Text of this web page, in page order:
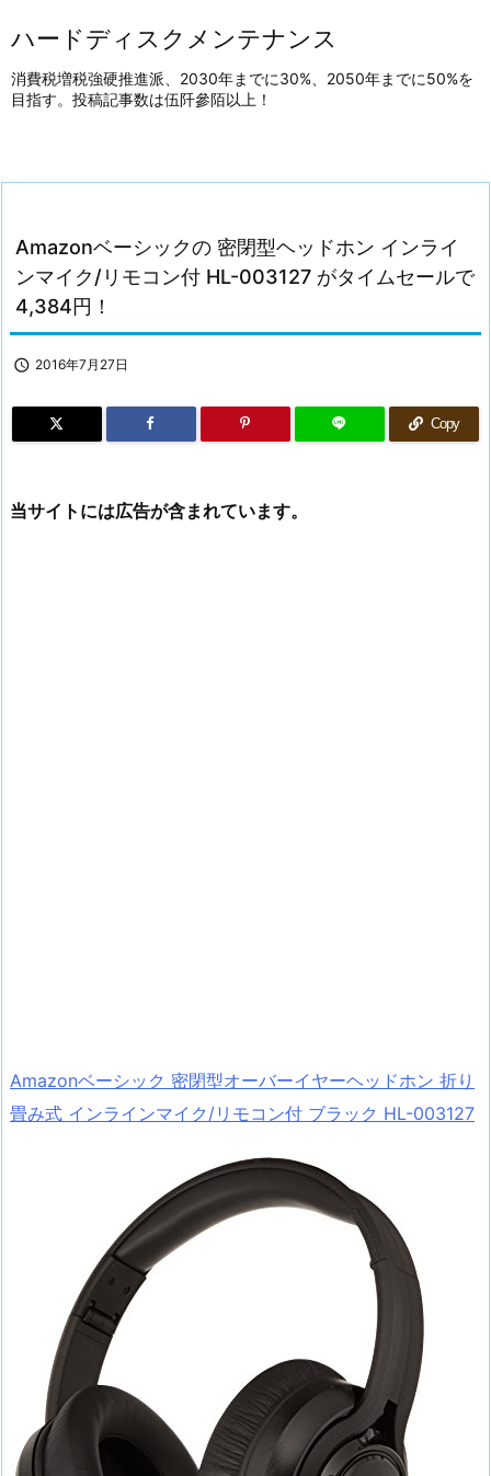
ハードディスクメンテナンス
消費税増税強硬推進派、2030年までに30%、2050年までに50%を
目指す。投稿記事数は伍阡參陌以上！
Amazonベーシックの 密閉型ヘッドホン インライ
ンマイク/リモコン付 HL-003127 がタイムセールで
4,384円！
 2016年7月27日
Copy
当サイトには広告が含まれています。
Amazonベーシック 密閉型オーバーイヤーヘッドホン 折り
畳み式 インラインマイク/リモコン付 ブラック HL-003127